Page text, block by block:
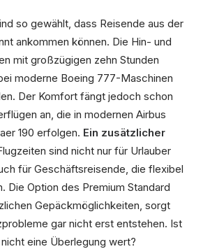
so gewählt, dass Reisende aus der
ankommen können. Die Hin- und
mit großzügigen zehn Stunden
moderne Boeing 777-Maschinen
Der Komfort fängt jedoch schon
an, die in modernen Airbus
190 erfolgen. Ein zusätzlicher
sind nicht nur für Urlauber
für Geschäftsreisende, die flexibel
Die Option des Premium Standard
Gepäckmöglichkeiten, sorgt
gar nicht erst entstehen. Ist
eine Überlegung wert?